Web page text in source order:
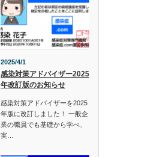
2025/4/1
感染対策アドバイザー2025
年改訂版のお知らせ
感染対策アドバイザーを2025
年版に改訂しました！ 一般企
業の職員でも基礎から学べ、
実…